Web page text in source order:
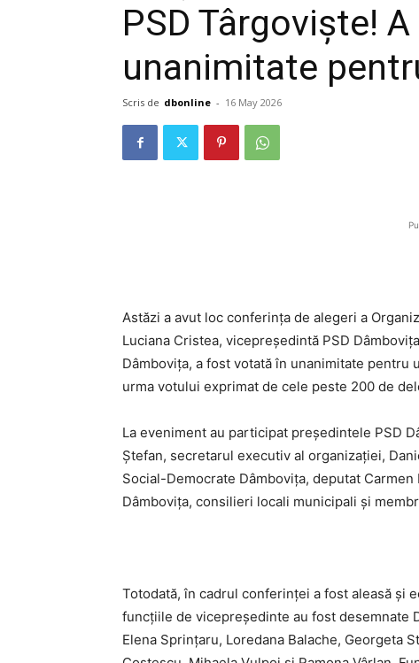
PSD Târgoviște!
unanimitate
Scris de dbonline - 16 May 2026
Astăzi a avut loc conferința de alegeri a
Luciana Cristea, vicepreședintă PSD
Dâmbovița, a fost votată în unanimitate pentru
urma votului exprimat de cele peste 200 de
La eveniment au participat președintele PSD
Ștefan, secretarul executiv al organizației,
Social-Democrate Dâmbovița, deputat
Dâmbovița, consilieri locali municipali și
Totodată, în cadrul conferinței a fost aleasă și
funcțiile de vicepreședinte au fost desemnate
Elena Sprințaru, Loredana Balache, Georgeta